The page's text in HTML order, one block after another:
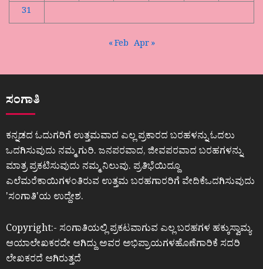
31
« Feb Apr »
ಸಂಗಾತಿ
ಕನ್ನಡದ ಓದುಗರಿಗೆ ಉತ್ತಮವಾದ ಎಲ್ಲ ಪ್ರಕಾರದ ಬರಹಳನ್ನು ಓದಲು
ಒದಗಿಸುವುದು ನಮ್ಮ ಗುರಿ. ಜನಪರವಾದ, ಜೀವಪರವಾದ ಬರಹಗಳನ್ನು
ಮಾತ್ರ ಪ್ರಕಟಿಸುವುದು ನಮ್ಮ ನಿಲುವು. ಪ್ರತಿಭೆಯಿದ್ದೂ
ಎಲೆಮರೆಕಾಯಿಗಳಂತಿರುವ ಉತ್ತಮ ಬರಹಗಾರರಿಗೆ ವೇದಿಕೆಒದಗಿಸುವುದು
ʼಸಂಗಾತಿʼಯ ಉದ್ದೇಶ.
Copyright:- ಸಂಗಾತಿಯಲ್ಲಿ ಪ್ರಕಟವಾಗುವ ಎಲ್ಲ ಬರಹಗಳ ಹಕ್ಕುಸ್ವಾಮ್ಯ
ಆಯಾಲೇಖಕರದೇ ಆಗಿದ್ದು ಅವರ ಅಭಿಪ್ರಾಯಗಳಹೊಣೆಗಾರಿಕೆ ಸದರಿ
ಲೇಖಕರದೆ ಆಗಿರುತ್ತದೆ